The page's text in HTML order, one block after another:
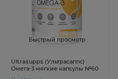
Быстрый просмотр
Ultrasupps (Ультрасаппс)
Омега-3 мягкие капсулы №60